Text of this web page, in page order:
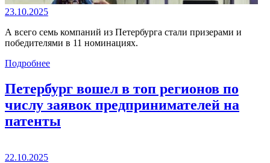
23.10.2025
А всего семь компаний из Петербурга стали призерами и
победителями в 11 номинациях.
Подробнее
Петербург вошел в топ регионов по
числу заявок предпринимателей на
патенты
22.10.2025